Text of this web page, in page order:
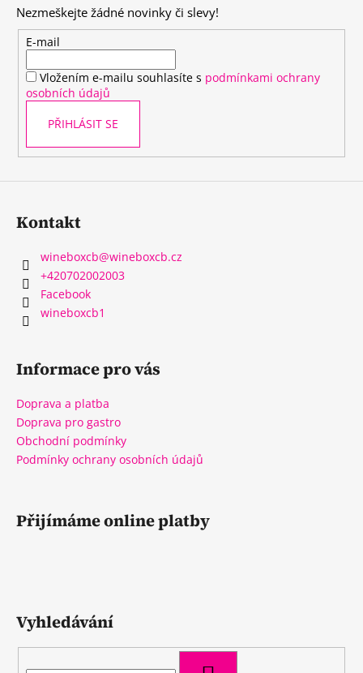
Nezmeškejte žádné novinky či slevy!
E-mail
Vložením e-mailu souhlasíte s podmínkami ochrany
osobních údajů
PŘIHLÁSIT SE
Kontakt
wineboxcb@wineboxcb.cz
+420702002003
Facebook
wineboxcb1
Informace pro vás
Doprava a platba
Doprava pro gastro
Obchodní podmínky
Podmínky ochrany osobních údajů
Přijímáme online platby
Vyhledávání